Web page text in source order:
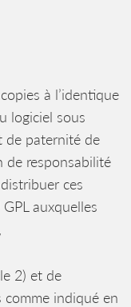
à l’identique
logiciel sous
de paternité de
de responsabilité
ces
auxquelles
2) et de
indiqué en